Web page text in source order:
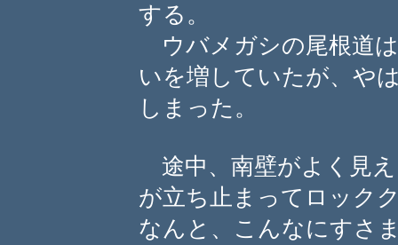
する。
ウバメガシの尾根道
いを増していたが、や
しまった。
途中、南壁がよく見
が立ち止まってロック
なんと、こんなにすさ